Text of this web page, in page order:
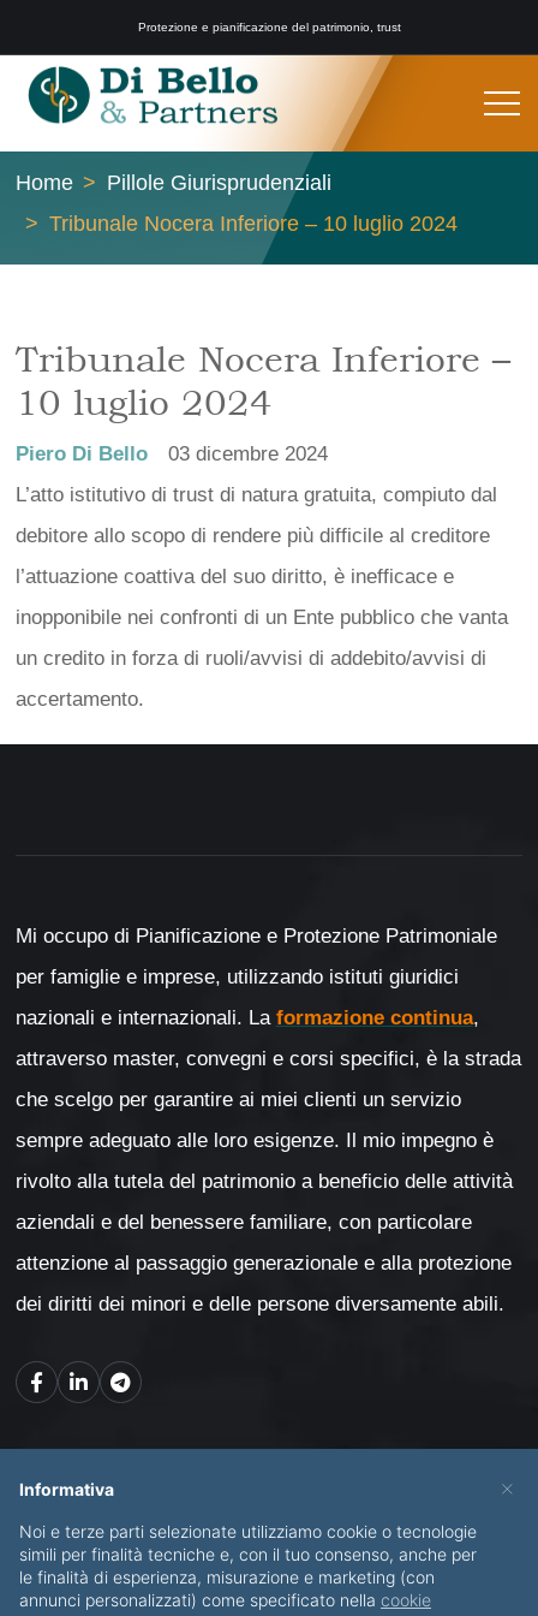
Protezione e pianificazione del patrimonio, trust
Home
Pillole Giurisprudenziali
Tribunale Nocera Inferiore – 10 luglio 2024
Tribunale Nocera Inferiore –
10 luglio 2024
Piero Di Bello
03 dicembre 2024
L’atto istitutivo di trust di natura gratuita, compiuto dal
debitore allo scopo di rendere più difficile al creditore
l’attuazione coattiva del suo diritto, è inefficace e
inopponibile nei confronti di un Ente pubblico che vanta
un credito in forza di ruoli/avvisi di addebito/avvisi di
accertamento.
Mi occupo di Pianificazione e Protezione Patrimoniale
per famiglie e imprese, utilizzando istituti giuridici
nazionali e internazionali. La formazione continua,
attraverso master, convegni e corsi specifici, è la strada
che scelgo per garantire ai miei clienti un servizio
sempre adeguato alle loro esigenze. Il mio impegno è
rivolto alla tutela del patrimonio a beneficio delle attività
aziendali e del benessere familiare, con particolare
attenzione al passaggio generazionale e alla protezione
dei diritti dei minori e delle persone diversamente abili.
CHI SONO SERVIZI
BLOG CONTATTI
×
Informativa
Noi e terze parti selezionate utilizziamo cookie o tecnologie
simili per finalità tecniche e, con il tuo consenso, anche per
le finalità di esperienza, misurazione e marketing (con
annunci personalizzati) come specificato nella cookie